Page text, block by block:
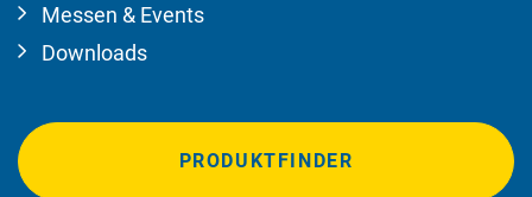
Messen & Events
Downloads
PRODUKTFINDER